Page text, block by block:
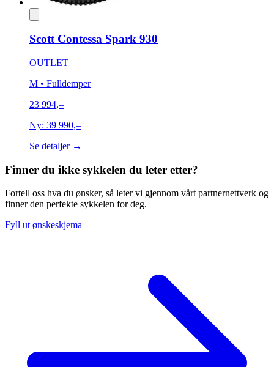
Scott Contessa Spark 930
OUTLET
M • Fulldemper
23 994,–
Ny: 39 990,–
Se detaljer →
Finner du ikke sykkelen du leter etter?
Fortell oss hva du ønsker, så leter vi gjennom vårt partnernettverk og
finner den perfekte sykkelen for deg.
Fyll ut ønskeskjema